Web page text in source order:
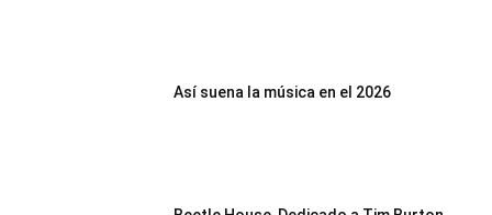
Así suena la música en el 2026